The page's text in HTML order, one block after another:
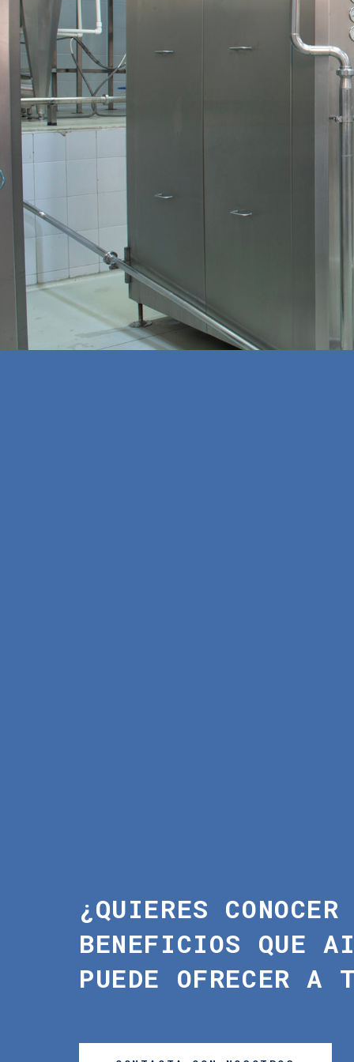
Se han utilizado datos del sistema
El sistema de refrigeración ya
factura de energía, hubo interés en
Se utilizó un algoritmo de
Encuentrar el patrón de consumo de
Comparar el consumo de energía con
Además, se han utilizado técnicas
Se ha desarrollado un patrón de
Los eventos recopilados en este
de desviación.
¿QUIERES
BENEFICIOS QUE
PUEDE OFRECER A